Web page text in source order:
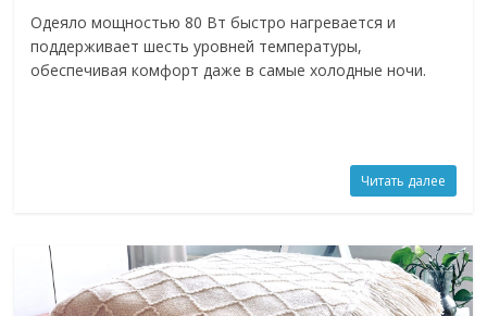
Одеяло мощностью 80 Вт быстро нагревается и
поддерживает шесть уровней температуры,
обеспечивая комфорт даже в самые холодные ночи.
Читать далее